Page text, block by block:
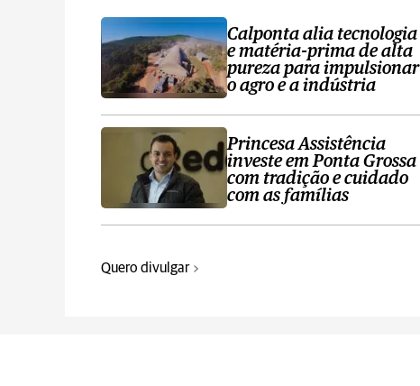
Calponta alia tecnologia
e matéria-prima de alta
pureza para impulsionar
o agro e a indústria
Princesa Assistência
investe em Ponta Grossa
com tradição e cuidado
com as famílias
Quero divulgar